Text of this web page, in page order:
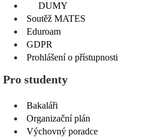
DUMY
Soutěž MATES
Eduroam
GDPR
Prohlášení o přístupnosti
Pro studenty
Bakaláři
Organizační plán
Výchovný poradce